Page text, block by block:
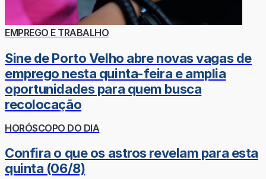
EMPREGO E TRABALHO
Sine de Porto Velho abre novas vagas de
emprego nesta quinta-feira e amplia
oportunidades para quem busca
recolocação
HORÓSCOPO DO DIA
Confira o que os astros revelam para esta
quinta (06/8)